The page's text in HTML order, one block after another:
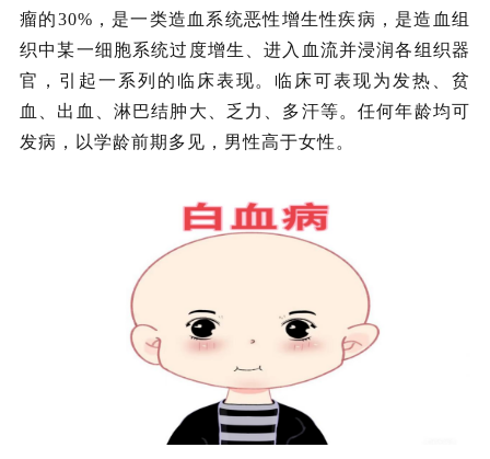
瘤的30%，是一类造血系统恶性增生性疾病，是造血组
织中某一细胞系统过度增生、进入血流并浸润各组织器
官，引起一系列的临床表现。临床可表现为发热、贫
血、出血、淋巴结肿大、乏力、多汗等。任何年龄均可
发病，以学龄前期多见，男性高于女性。